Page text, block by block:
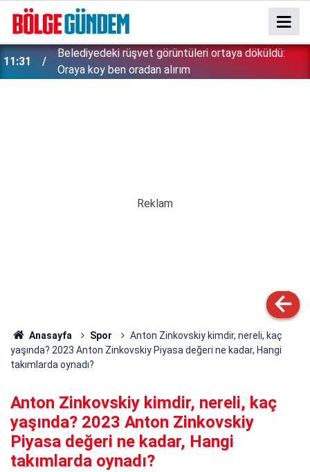
11:31
Belediyedeki rüşvet görüntüleri ortaya döküldü:
Oraya koy ben oradan alırım
Anasayfa Spor
Anton Zinkovskiy kimdir, nereli, kaç
yaşında? 2023 Anton Zinkovskiy Piyasa değeri ne kadar, Hangi
takımlarda oynadı?
Anton Zinkovskiy kimdir, nereli, kaç
yaşında? 2023 Anton Zinkovskiy
Piyasa değeri ne kadar, Hangi
takımlarda oynadı?